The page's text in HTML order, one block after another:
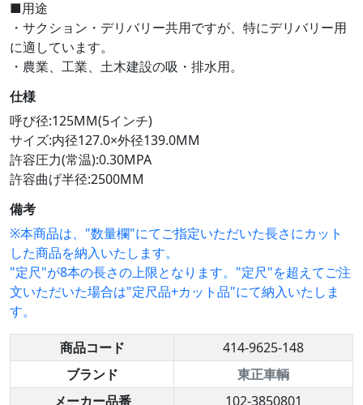
■用途
・サクション・デリバリー共用ですが、特にデリバリー用
に適しています。
・農業、工業、土木建設の吸・排水用。
仕様
呼び径:125MM(5インチ)
サイズ:内径127.0×外径139.0MM
許容圧力(常温):0.30MPA
許容曲げ半径:2500MM
備考
※本商品は、"数量欄"にてご指定いただいた長さにカット
した商品を納入いたします。
"定尺"が8本の長さの上限となります。"定尺"を超えてご注
文いただいた場合は"定尺品+カット品"にて納入いたしま
す。
商品コード
414-9625-148
ブランド
東正車輌
メーカー品番
102-3850801